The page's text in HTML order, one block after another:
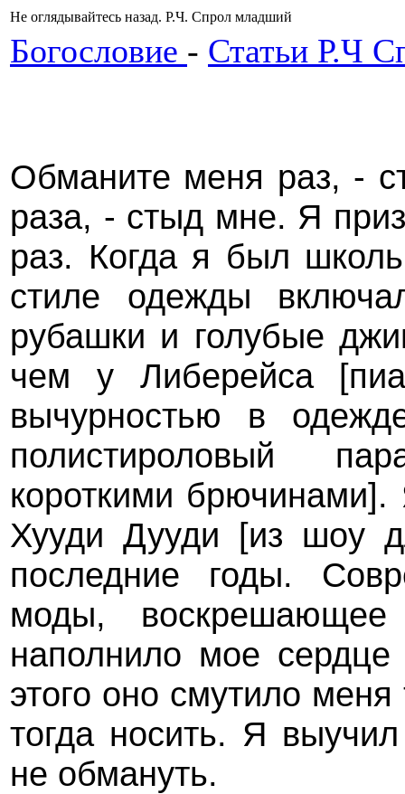
Не оглядывайтесь назад. Р.Ч. Спрол младший
Богословие - Статьи Р.Ч
Обманите меня раз, -
раза, - стыд мне. Я
раз. Когда я был
стиле одежды
рубашки и голубые
чем у Либерейса
вычурностью в
полистироловый
короткими
Хууди Дууди [из шоу
последние годы.
моды,
наполнило мое сердце
этого оно смутило
тогда носить. Я
не обмануть.